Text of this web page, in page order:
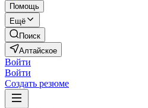
Помощь
Ещё
Поиск
Алтайское
Войти
Войти
Создать резюме